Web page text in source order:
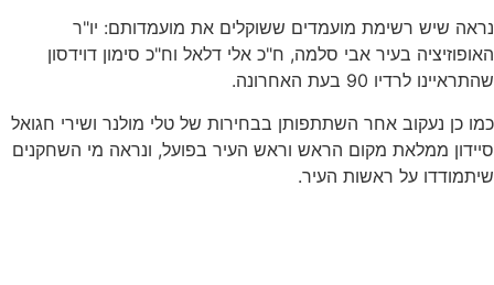
נראה שיש רשימת מועמדים ששוקלים את מועמדותם: יו"ר
האופוזיציה בעיר אבי סלמה, ח"כ אלי דלאל וח"כ סימון דוידסון
שהתראיינו לרדיו 90 בעת האחרונה.
כמו כן נעקוב אחר השתתפותן בבחירות של טלי מולנר ושירי חגואל
סיידון ממלאת מקום הראש וראש העיר בפועל, ונראה מי השחקנים
שיתמודדו על ראשות העיר.